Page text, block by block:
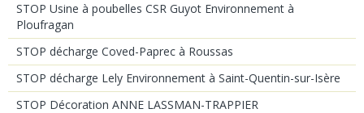
STOP Usine à poubelles CSR Guyot Environnement à
Ploufragan
STOP décharge Coved-Paprec à Roussas
STOP décharge Lely Environnement à Saint-Quentin-sur-Isère
STOP Décoration ANNE LASSMAN-TRAPPIER